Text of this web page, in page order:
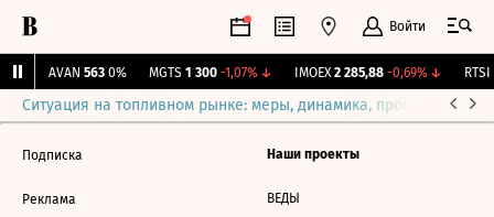
Войти
AVAN 563 0% MGTS 1 300 -1,07%↓ IMOEX 2 285,88 -0,69%↓ RTSI
Ситуация на топливном рынке: меры, динамика, прогнозы
Подписка
Реклама
Наши проекты
ВЕДЫ